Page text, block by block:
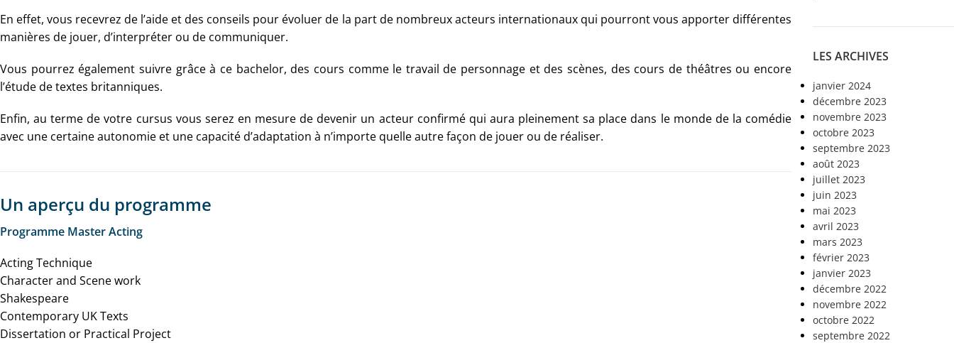
En effet, vous recevrez de l’aide et des conseils pour évoluer de la part de nombreux acteurs internationaux qui pourront vous apporter différentes
manières de jouer, d’interpréter ou de communiquer.
Vous pourrez également suivre grâce à ce bachelor, des cours comme le travail de personnage et des scènes, des cours de théâtres ou encore
l’étude de textes britanniques.
Enfin, au terme de votre cursus vous serez en mesure de devenir un acteur confirmé qui aura pleinement sa place dans le monde de la comédie
avec une certaine autonomie et une capacité d’adaptation à n’importe quelle autre façon de jouer ou de réaliser.
Un aperçu du programme
Programme Master Acting
Acting Technique
Character and Scene work
Shakespeare
Contemporary UK Texts
Dissertation or Practical Project
LES ARCHIVES
janvier 2024
décembre 2023
novembre 2023
octobre 2023
septembre 2023
août 2023
juillet 2023
juin 2023
mai 2023
avril 2023
mars 2023
février 2023
janvier 2023
décembre 2022
novembre 2022
octobre 2022
septembre 2022